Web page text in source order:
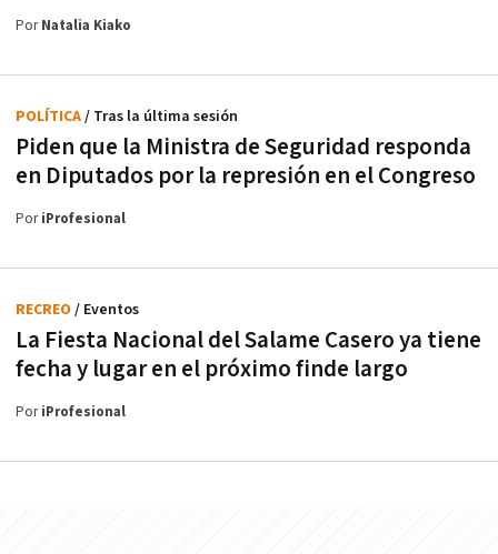
PorNatalia Kiako
Piden que la Ministra de Seguridad responda
en Diputados por la represión en el Congreso
POLÍTICA/ Tras la última sesión
PoriProfesional
La Fiesta Nacional del Salame Casero ya tiene
fecha y lugar en el próximo finde largo
RECREO / Eventos
PoriProfesional